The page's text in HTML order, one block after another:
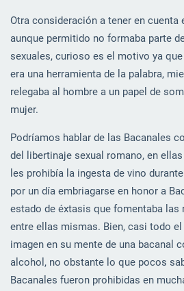
Otra consideración a tener en cuenta
aunque permitido no formaba parte
sexuales, curioso es el motivo ya
era una herramienta de la palabra,
relegaba al hombre a un papel de
mujer.
Podríamos hablar de las Bacanales
del libertinaje sexual romano, en
les prohibía la ingesta de vino
por un día embriagarse en honor a
estado de éxtasis que fomentaba las
entre ellas mismas. Bien, casi todo
imagen en su mente de una bacanal
alcohol, no obstante lo que pocos
Bacanales fueron prohibidas en